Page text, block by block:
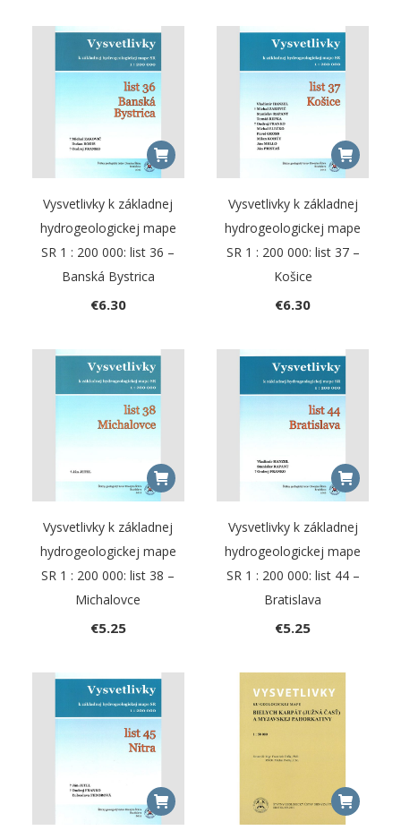
Vysvetlivky k základnej
hydrogeologickej mape
SR 1 : 200 000: list 36 –
Banská Bystrica
€6.30
Vysvetlivky k základnej
hydrogeologickej mape
SR 1 : 200 000: list 37 –
Košice
€6.30
Vysvetlivky k základnej
hydrogeologickej mape
SR 1 : 200 000: list 38 –
Michalovce
€5.25
Vysvetlivky k základnej
hydrogeologickej mape
SR 1 : 200 000: list 44 –
Bratislava
€5.25